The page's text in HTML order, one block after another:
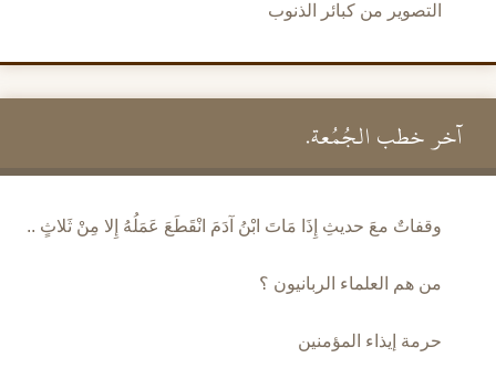
التصوير من كبائر الذنوب
آخر خطب الجُمُعة.
وقفاتٌ معَ حديثِ إِذَا مَاتَ ابْنُ آدَمَ انْقَطَعَ عَمَلُهُ إِلا مِنْ ثَلاثٍ ..
من هم العلماء الربانيون ؟
حرمة إيذاء المؤمنين